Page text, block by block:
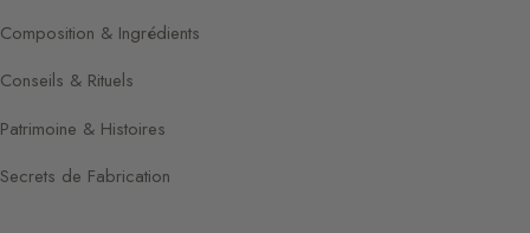
Composition & Ingrédients
Conseils & Rituels
Patrimoine & Histoires
Secrets de Fabrication